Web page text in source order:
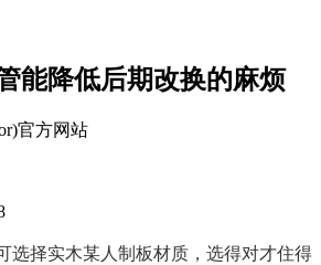
能降低后期改换的麻烦
官方网站
择实木某人制板材质，选得对才住得